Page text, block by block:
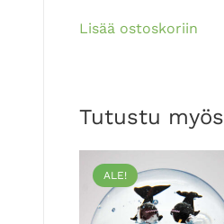
Lisää ostoskoriin
Tutustu myös
ALE!